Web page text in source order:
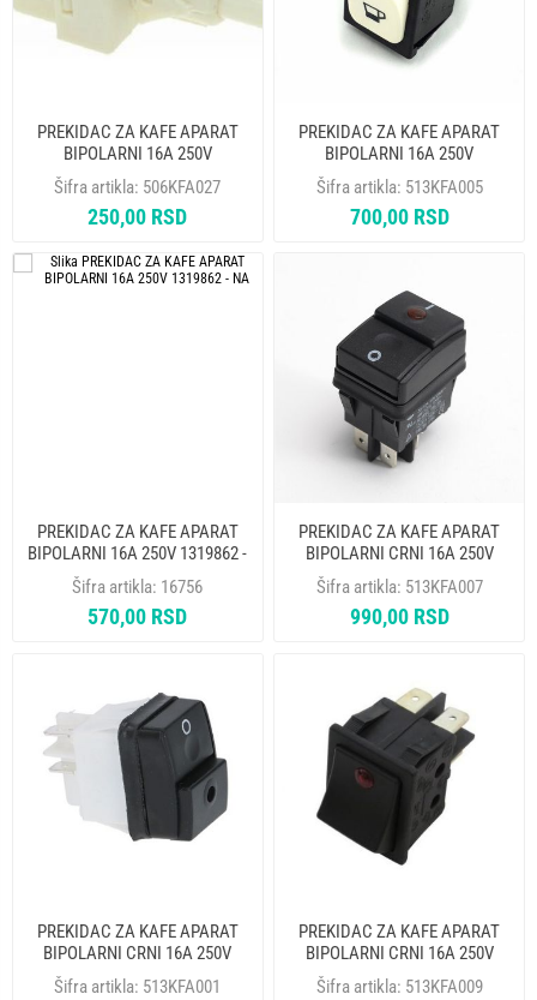
PREKIDAC ZA KAFE APARAT
BIPOLARNI 16A 250V
Šifra artikla: 506KFA027
250,00 RSD
PREKIDAC ZA KAFE APARAT
BIPOLARNI 16A 250V
Šifra artikla: 513KFA005
700,00 RSD
PREKIDAC ZA KAFE APARAT
BIPOLARNI 16A 250V 1319862 -
NA
Šifra artikla: 16756
570,00 RSD
PREKIDAC ZA KAFE APARAT
BIPOLARNI CRNI 16A 250V
22X30mm
Šifra artikla: 513KFA007
990,00 RSD
PREKIDAC ZA KAFE APARAT
BIPOLARNI CRNI 16A 250V
22X30mm
Šifra artikla: 513KFA001
PREKIDAC ZA KAFE APARAT
BIPOLARNI CRNI 16A 250V
22X30mm 120C
Šifra artikla: 513KFA009